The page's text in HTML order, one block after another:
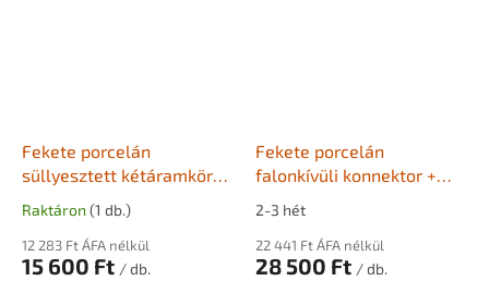
Fekete porcelán
süllyesztett kétáramkörös
billenő kapcsoló + keret
Raktáron (1 db.)
12 283 Ft ÁFA nélkül
15 600 Ft / db.
Fekete porcelán
falonkívüli konnektor +
sötét kettes fa
sorolókerettel
2-3 hét
22 441 Ft ÁFA nélkül
28 500 Ft / db.